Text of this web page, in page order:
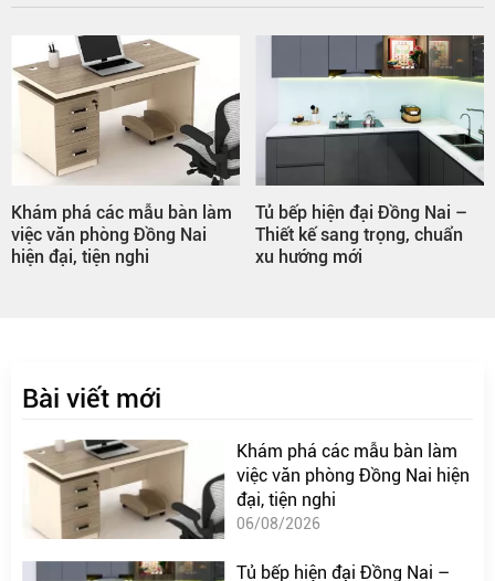
Khám phá các mẫu bàn làm
việc văn phòng Đồng Nai
hiện đại, tiện nghi
Tủ bếp hiện đại Đồng Nai –
Thiết kế sang trọng, chuẩn
xu hướng mới
Bài viết mới
Khám phá các mẫu bàn làm
việc văn phòng Đồng Nai hiện
đại, tiện nghi
06/08/2026
Tủ bếp hiện đại Đồng Nai –